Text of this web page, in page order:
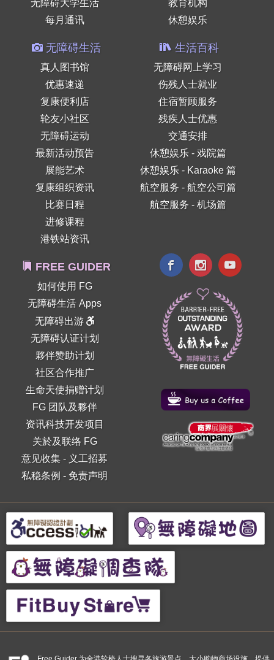
无障碍大学生活
每月通讯
教育机构
休憩娱乐
无障碍生活
真人图书馆
优惠速递
复康便利店
轮友小社区
无障碍运动
最新活动预告
展能艺术
复康组织资讯
比赛日程
进修课程
港铁站资讯
生活百科
无障碍网上学习
伤残人士就业
住宿暂顾服务
残疾人士优惠
交通安排
休憩娱乐 - 戏院篇
休憩娱乐 - Karaoke 篇
航空服务 - 航空公司篇
航空服务 - 机场篇
FREE GUIDER
如何使用 FG
无障碍生活 Apps
无障碍出游
无障碍认证计划
夥伴赞助计划
社区合作推广
生命天使捐赠计划
FG 团队及夥伴
资讯科技开发项目
关於及联络 FG
意见收集 - 义工招募
私稳条例 - 免责声明